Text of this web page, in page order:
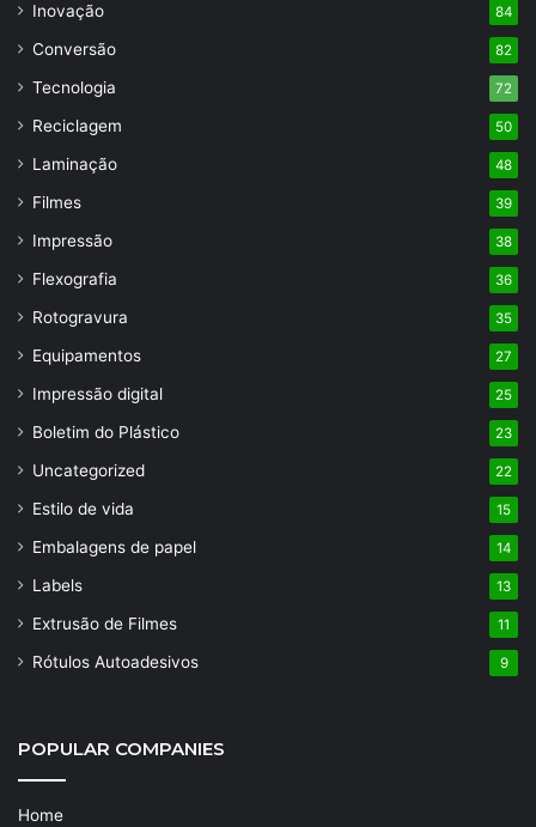
Inovação 84
Conversão 82
Tecnologia 72
Reciclagem 50
Laminação 48
Filmes 39
Impressão 38
Flexografia 36
Rotogravura 35
Equipamentos 27
Impressão digital 25
Boletim do Plástico 23
Uncategorized 22
Estilo de vida 15
Embalagens de papel 14
Labels 13
Extrusão de Filmes 11
Rótulos Autoadesivos 9
POPULAR COMPANIES
Home